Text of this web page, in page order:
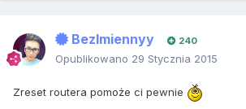
BezImiennyy 240
Opublikowano 29 Stycznia 2015
Zreset routera pomoże ci pewnie